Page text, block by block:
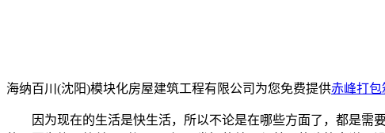
海纳百川(沈阳)模块化房屋建筑工程有限公司为您免费提供赤峰打包
因为现在的生活是快生活，所以不论是在哪些方面了，都是需